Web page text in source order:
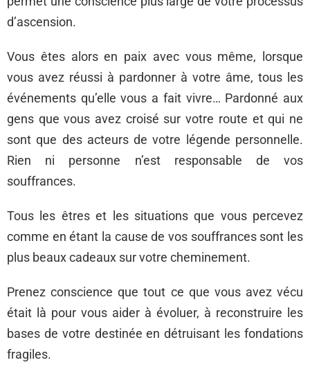
d’ascension.
Vous êtes alors en paix avec vous même, lorsque
vous avez réussi à pardonner à votre âme, tous les
événements qu’elle vous a fait vivre… Pardonné aux
gens que vous avez croisé sur votre route et qui ne
sont que des acteurs de votre légende personnelle.
Rien ni personne n’est responsable de vos
souffrances.
Tous les êtres et les situations que vous percevez
comme en étant la cause de vos souffrances sont les
plus beaux cadeaux sur votre cheminement.
Prenez conscience que tout ce que vous avez vécu
était là pour vous aider à évoluer, à reconstruire les
bases de votre destinée en détruisant les fondations
fragiles.